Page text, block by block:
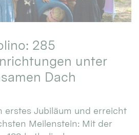
285
unter
Dach
erstes Jubiläum und erreicht
Meilenstein: Mit der